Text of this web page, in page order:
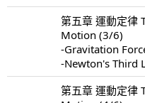
第五章 運動定律
Motion (3/6)
-Gravitation
-Newton's Third
第五章 運動定律